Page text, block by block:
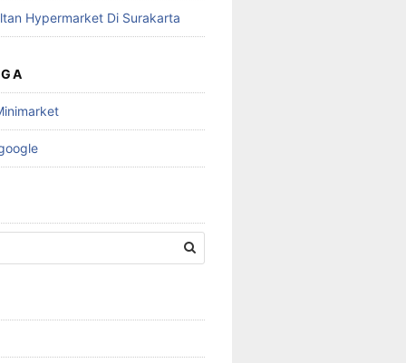
Hypermarket Di Surakarta